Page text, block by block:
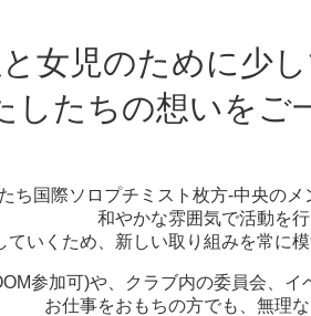
女児のために少
したちの想いを ご
ち国際ソロプチミスト枚方-中央のメ
和やかな雰囲気で活動を行
ていくため、新しい取り組みを常に
参加可)や、 クラブ内の委員会、イ
お仕事をおもちの方でも、 無理